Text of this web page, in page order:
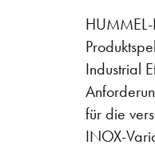
Industrial
für die
INOX-